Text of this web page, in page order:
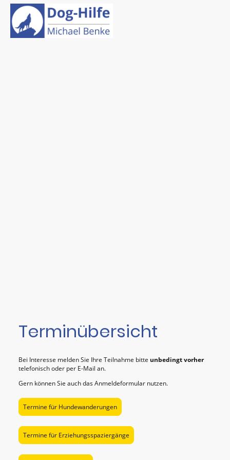
Terminübersicht
Bei Interesse melden Sie Ihre Teilnahme bitte unbedingt vorher
telefonisch oder per E-Mail an.
Gern können Sie auch das Anmeldeformular nutzen.
Termine für Hundewanderungen
Termine für Erziehungsspaziergänge